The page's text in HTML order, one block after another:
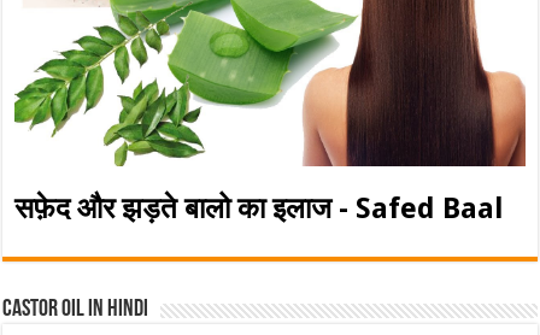
सफ़ेद और झड़ते बालो का इलाज - Safed Baal
Castor Oil In Hindi